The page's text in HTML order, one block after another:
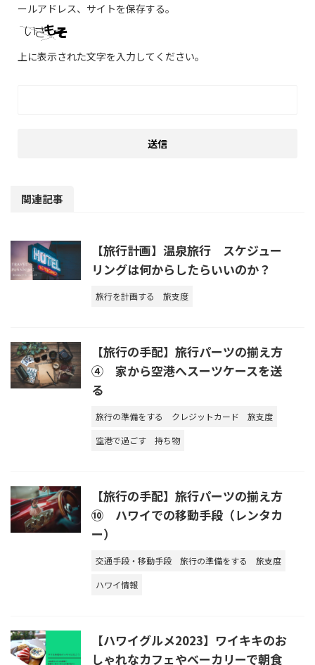
ールアドレス、サイトを保存する。
上に表示された文字を入力してください。
関連記事
【旅行計画】温泉旅行 スケジュー
リングは何からしたらいいのか？
旅行を計画する 旅支度
【旅行の手配】旅行パーツの揃え方
④ 家から空港へスーツケースを送
る
旅行の準備をする クレジットカード
旅支度
空港で過ごす
持ち物
【旅行の手配】旅行パーツの揃え方
⑩ ハワイでの移動手段（レンタカ
ー）
交通手段・移動手段 旅行の準備をする
旅支度
ハワイ情報
【ハワイグルメ2023】ワイキキのお
しゃれなカフェやベーカリーで朝食